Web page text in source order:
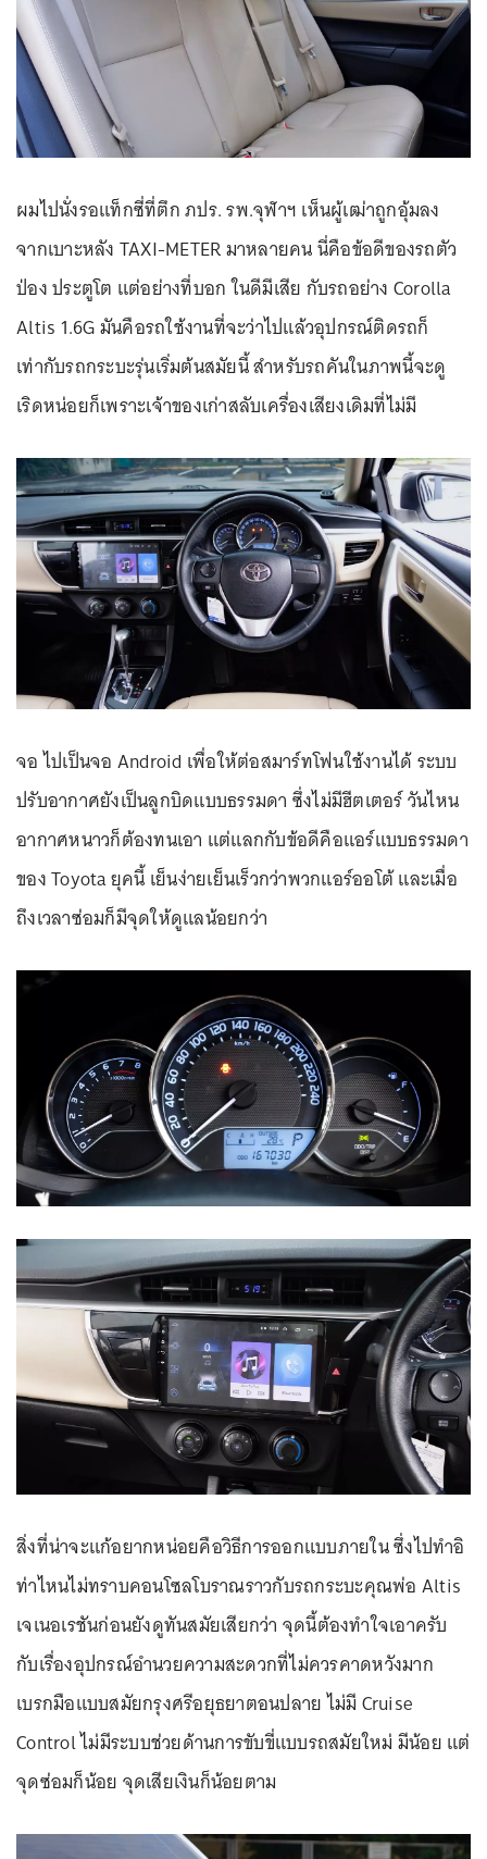
ผมไปนั่งรอแท็กซี่ที่ตึก ภปร. รพ.จุฬาฯ เห็นผู้เฒ่าถูกอุ้มลง
จากเบาะหลัง TAXI-METER มาหลายคน นี่คือข้อดีของรถตัว
ป่อง ประตูโต แต่อย่างที่บอก ในดีมีเสีย กับรถอย่าง Corolla
Altis 1.6G มันคือรถใช้งานที่จะว่าไปแล้วอุปกรณ์ติดรถก็
เท่ากับรถกระบะรุ่นเริ่มต้นสมัยนี้ สำหรับรถคันในภาพนี้จะดู
เริดหน่อยก็เพราะเจ้าของเก่าสลับเครื่องเสียงเดิมที่ไม่มี
จอ ไปเป็นจอ Android เพื่อให้ต่อสมาร์ทโฟนใช้งานได้ ระบบ
ปรับอากาศยังเป็นลูกบิดแบบธรรมดา ซึ่งไม่มีฮีตเตอร์ วันไหน
อากาศหนาวก็ต้องทนเอา แต่แลกกับข้อดีคือแอร์แบบธรรมดา
ของ Toyota ยุคนี้ เย็นง่ายเย็นเร็วกว่าพวกแอร์ออโต้ และเมื่อ
ถึงเวลาซ่อมก็มีจุดให้ดูแลน้อยกว่า
สิ่งที่น่าจะแก้อยากหน่อยคือวิธีการออกแบบภายใน ซึ่งไปทำอิ
ท่าไหนไม่ทราบคอนโซลโบราณราวกับรถกระบะคุณพ่อ Altis
เจเนอเรชันก่อนยังดูทันสมัยเสียกว่า จุดนี้ต้องทำใจเอาครับ
กับเรื่องอุปกรณ์อำนวยความสะดวกที่ไม่ควรคาดหวังมาก
เบรกมือแบบสมัยกรุงศรีอยุธยาตอนปลาย ไม่มี Cruise
Control ไม่มีระบบช่วยด้านการขับขี่แบบรถสมัยใหม่ มีน้อย แต่
จุดซ่อมก็น้อย จุดเสียเงินก็น้อยตาม